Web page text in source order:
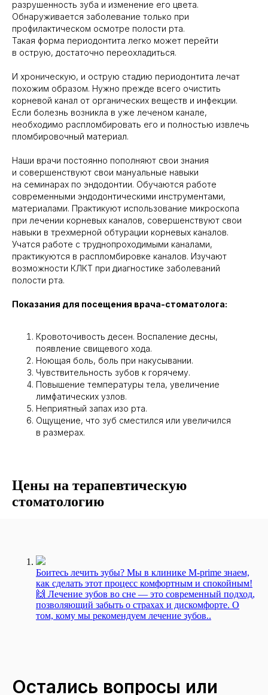
разрушенность зуба и изменение его цвета.
Обнаруживается заболевание только при
профилактическом осмотре полости рта.
Такая форма периодонтита легко может перейти
в острую, достаточно переохладиться.
И хроническую, и острую стадию периодонтита лечат
похожим образом. Нужно прежде всего очистить
корневой канал от органических веществ и инфекции.
Если болезнь возникла в уже леченом канале,
необходимо распломбировать его и полностью извлечь
пломбировочный материал.
Наши врачи постоянно пополняют свои знания
и совершенствуют свои мануальные навыки
на семинарах по эндодонтии. Обучаются работе
современными эндодонтическими инструментами,
материалами. Практикуют использование микроскопа
при лечении корневых каналов, совершенствуют свои
навыки в трехмерной обтурации корневых каналов.
Учатся работе с труднопроходимыми каналами,
практикуются в распломбировке каналов. Изучают
возможности КЛКТ при диагностике заболеваний
полости рта.
Показания для посещения врача-стоматолога:
Кровоточивость десен. Воспаление десны,
появление свищевого хода.
Ноющая боль, боль при накусывании.
Чувствительность зубов к горячему.
Повышение температуры тела, увеличение
лимфатических узлов.
Неприятный запах изо рта.
Ощущение, что зуб сместился или увеличился
в размерах.
Цены на терапевтическую
стоматологию
Боитесь лечить зубы? Мы в клинике M-prime знаем,
как сделать этот процесс комфортным и спокойным!
🙌 Лечение зубов во сне — это современный подход,
позволяющий забыть о страхах и дискомфорте. О
том, кому мы рекомендуем лечение зубов..
Остались вопросы или